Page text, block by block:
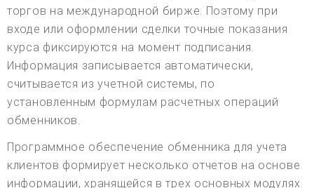
торгов на международной бирже. Поэтому при
входе или оформлении сделки точные показания
курса фиксируются на момент подписания.
Информация записывается автоматически,
считывается из учетной системы, по
установленным формулам расчетных операций
обменников.
Программное обеспечение обменника для учета
клиентов формирует несколько отчетов на основе
информации, хранящейся в трех основных модулях.